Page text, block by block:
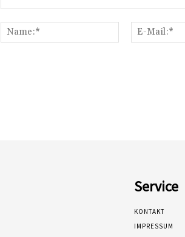
Name:*
Service
KONTAKT
IMPRESSUM